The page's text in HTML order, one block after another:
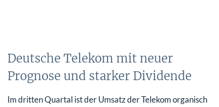
Deutsche Telekom mit neuer
Prognose und starker Dividende
Im dritten Quartal ist der Umsatz der Telekom organisch